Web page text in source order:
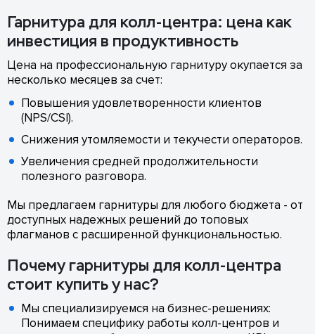
Гарнитура для колл-центра: цена как
инвестиция в продуктивность
Цена на профессиональную гарнитуру окупается за
несколько месяцев за счет:
Повышения удовлетворенности клиентов
(NPS/CSI).
Снижения утомляемости и текучести операторов.
Увеличения средней продолжительности
полезного разговора.
Мы предлагаем гарнитуры для любого бюджета - от
доступных надежных решений до топовых
флагманов с расширенной функциональностью.
Почему гарнитуры для колл-центра
стоит купить у нас?
Мы специализируемся на бизнес-решениях:
Понимаем специфику работы колл-центров и